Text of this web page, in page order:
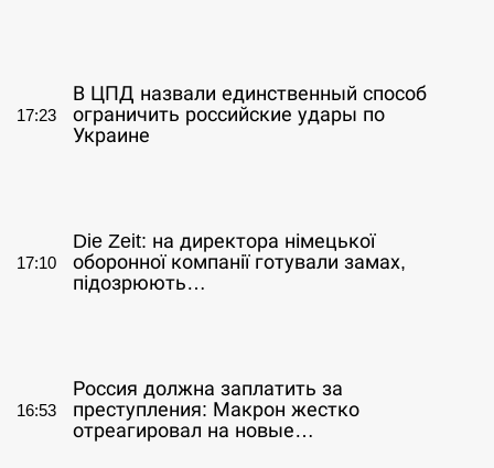
17:23
В ЦПД назвали единственный способ
ограничить российские удары по
Украине
17:10
Die Zeit: на директора німецької
оборонної компанії готували замах,
підозрюють…
16:53
Россия должна заплатить за
преступления: Макрон жестко
отреагировал на новые…